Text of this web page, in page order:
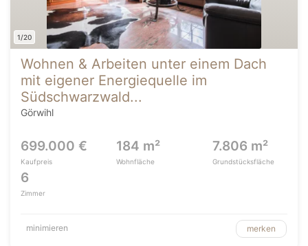
1/20
Wohnen & Arbeiten unter einem Dach
mit eigener Energiequelle im
Südschwarzwald...
Görwihl
699.000 €
Kaufpreis
184 m²
Wohnfläche
7.806 m²
Grundstücksfläche
6
Zimmer
minimieren merken